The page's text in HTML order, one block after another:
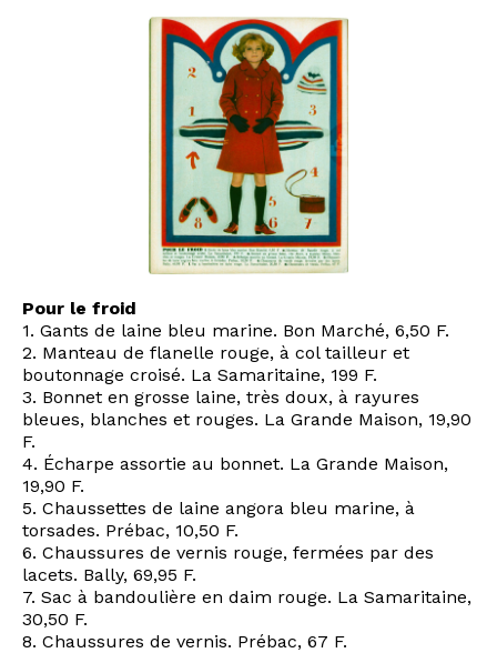
Pour le froid
1. Gants de laine bleu marine. Bon Marché, 6,50 F.
2. Manteau de flanelle rouge, à col tailleur et
boutonnage croisé. La Samaritaine, 199 F.
3. Bonnet en grosse laine, très doux, à rayures
bleues, blanches et rouges. La Grande Maison, 19,90
F.
4. Écharpe assortie au bonnet. La Grande Maison,
19,90 F.
5. Chaussettes de laine angora bleu marine, à
torsades. Prébac, 10,50 F.
6. Chaussures de vernis rouge, fermées par des
lacets. Bally, 69,95 F.
7. Sac à bandoulière en daim rouge. La Samaritaine,
30,50 F.
8. Chaussures de vernis. Prébac, 67 F.